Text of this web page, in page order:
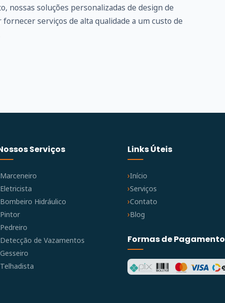
nossas soluções personalizadas de design de
serviços de alta qualidade a um custo de
Serviços
Marceneiro
Eletricista
Bombeiro Hidráulico
Pintor
Pedreiro
Detecção de Vazamentos
Gesseiro
Telhadista
Links Úteis
Início
Serviços
Contato
Blog
Formas de Pagamento